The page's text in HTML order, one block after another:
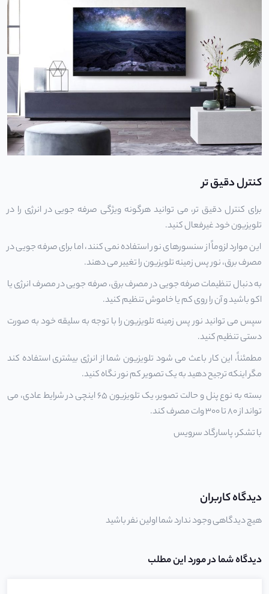
کنترل دقیق تر
برای کنترل دقیق تر، می توانید هرگونه ویژگی صرفه جویی در انرژی را در
تلویزیونخود غیرفعال کنید.
این موارد لزوماً از سنسورهای نور استفاده نمی کنند، اما برای صرفه جویی در
مصرف برق، نور پس زمینه تلویزیون را تغییر می دهند.
به دنبال تنظیمات صرفه جویی در مصرف برق، صرفه جویی در مصرف انرژی یا
اکو باشید و آن را روی کم یا خاموش تنظیم کنید.
سپس می توانید نور پس زمینه تلویزیون را با توجه به سلیقه خود به صورت
دستی تنظیم کنید.
مطمئناً، این کار باعث می شود تلویزیون شما از انرژی بیشتری استفاده کند
مگر اینکه ترجیح دهید به یک تصویر کم نور نگاه کنید.
بسته به نوع پنل و حالت تصویر، یک تلویزیون 65 اینچی در شرایط عادی، می
تواند از 80 تا 300 وات مصرف کند.
با تشکر،پاسارگاد سرویس
دیدگاه کاربران
هیچ دیدگاهی وجود ندارد شما اولین نفر باشید
دیدگاه شما در مورد این مطلب